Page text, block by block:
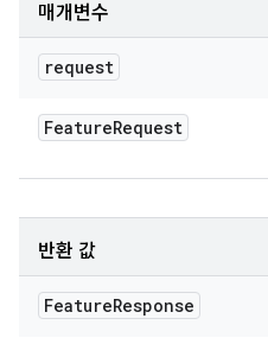
매개변수
request
FeatureRequest
반환 값
FeatureResponse